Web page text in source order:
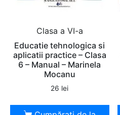
Clasa a VI-a
Educatie tehnologica si
aplicatii practice – Clasa
6 – Manual – Marinela
Mocanu
26 lei